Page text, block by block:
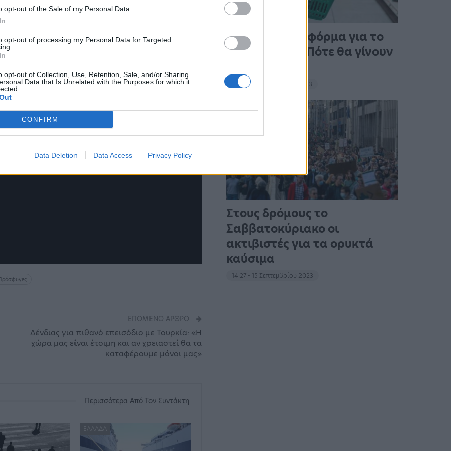
opt-out of the Sale of my Personal Data.
opt-out of processing my Personal Data for Targeted
opt-out of Collection, Use, Retention, Sale, and/or Sharing
Data that Is Unrelated with the Purposes for which it
CONFIRM
Data Deletion Data Access Privacy Policy
στο κλείσιμο του παραδρόμου της
ΕΠΌΜΕΝΟ ΆΡΘΡΟ
Δένδιας για πιθανό επεισόδιο με Τουρκία: «Η
χώρα μας είναι έτοιμη και αν χρειαστεί θα τα
καταφέρουμε μόνοι μας»
Περισσότερα Από Τον Συντάκτη
ΕΛΛΆΔΑ
Άνοιξε η πλατφόρμα για το
Market Pass – Πότε θα γίνουν
15:13 - 15 Σεπτεμβρίου 2023
Στους δρόμους το
Σαββατοκύριακο οι
ακτιβιστές για τα ορυκτά
καύσιμα
14:27 - 15 Σεπτεμβρίου 2023